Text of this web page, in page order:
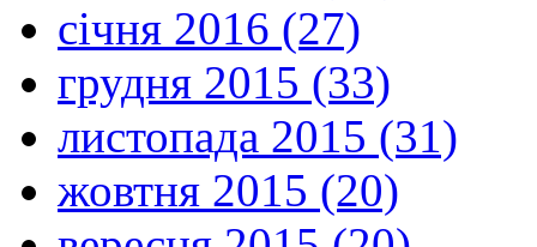
січня 2016 (27)
грудня 2015 (33)
листопада 2015 (31)
жовтня 2015 (20)